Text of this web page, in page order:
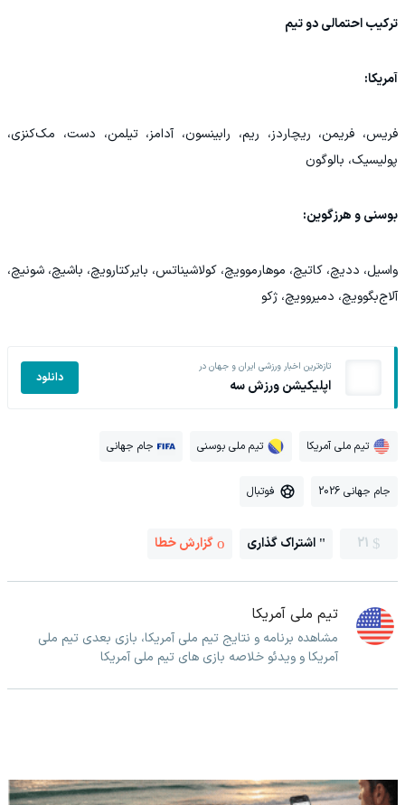
ترکیب احتمالی دو تیم
آمریکا:
فریس، فریمن، ریچاردز، ریم، رابینسون، آدامز، تیلمن، دست، مک‌کنزی،
پولیسیک، بالوگون
بوسنی و هرزگوین:
واسیل، ددیچ، کاتیچ، موهارموویچ، کولاشیناتس، بایرکتارویچ، باشیچ، شونیچ،
آلاج‌بگوویچ، دمیروویچ، ژکو
تازه‌ترین اخبار ورزشی ایران و جهان در
اپلیکیشن ورزش سه دانلود
تیم ملی آمریکا تیم ملی بوسنی جام جهانی
جام جهانی 2026 فوتبال
21 اشتراک گذاری گزارش خطا
تیم ملی آمریکا
مشاهده برنامه و نتایج تیم ملی آمریکا، بازی بعدی تیم ملی
آمریکا و ویدئو خلاصه بازی های تیم ملی آمریکا